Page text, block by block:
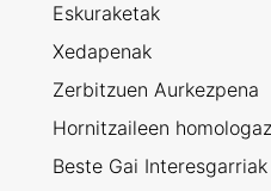
Eskuraketak
Xedapenak
Zerbitzuen Aurkezpena
Hornitzaileen
Beste Gai Interesgarriak